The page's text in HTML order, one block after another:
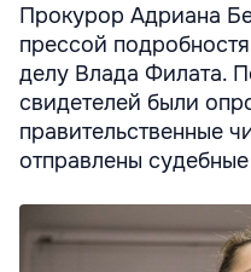
Прокурор Адриана
прессой
делу Влада Филата.
свидетелей были
правительственные
отправлены